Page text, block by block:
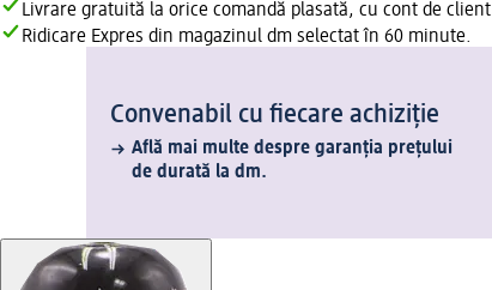
Livrare gratuită la orice comandă plasată, cu cont de client
Ridicare Expres din magazinul dm selectat în 60 minute.
Convenabil cu fiecare achiziție
Află mai multe despre garanția prețului
de durată la dm.